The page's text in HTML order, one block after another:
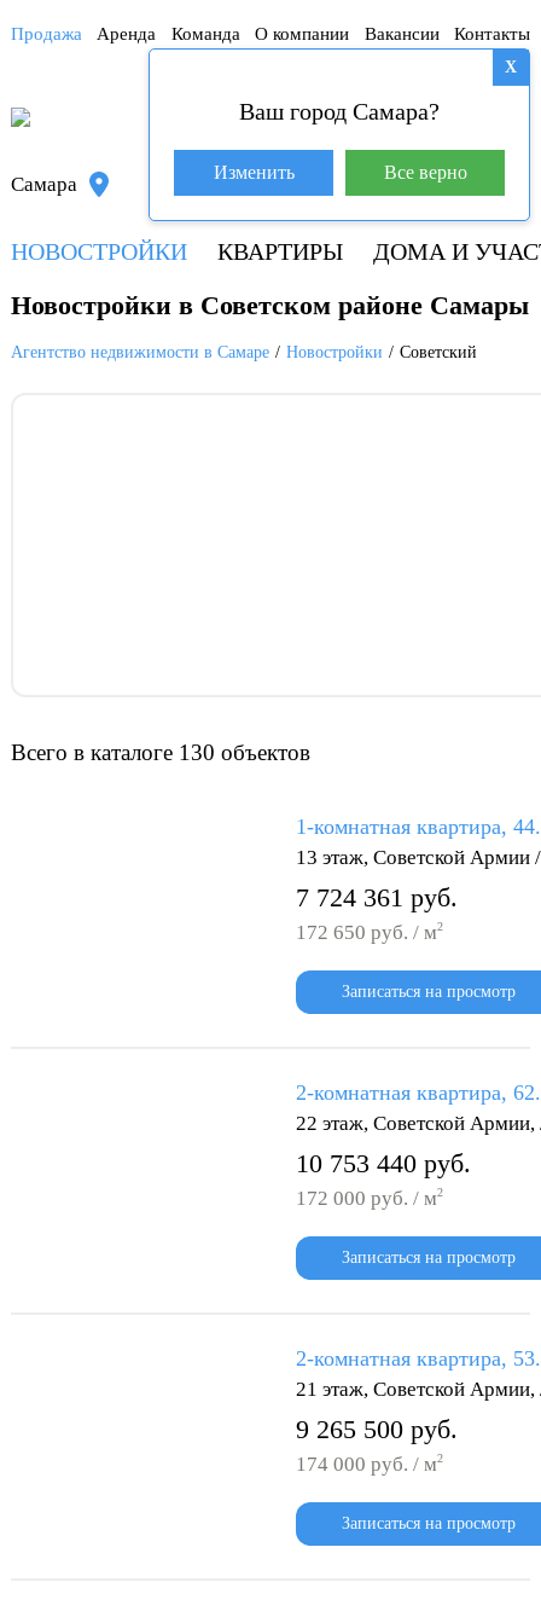
Продажа Аренда Команда О компании Вакансии Контакты
База покупателей (600)
Самара +7 917 145-78-45
НОВОСТРОЙКИ КВАРТИРЫ ДОМА И
X
Ваш город Самара?
Изменить Все верно
Новостройки в Советском районе Самары
Агентство недвижимости в Самаре Новостройки Советский
Всего в каталоге 130 объектов
1-комнатная квартира,
13 этаж, Советской
7 724 361 руб.
172 650 руб. / м2
Записаться на просмотр
2-комнатная квартира,
22 этаж, Советской
10 753 440 руб.
172 000 руб. / м2
Записаться на просмотр
2-комнатная квартира,
21 этаж, Советской
9 265 500 руб.
174 000 руб. / м2
Записаться на просмотр